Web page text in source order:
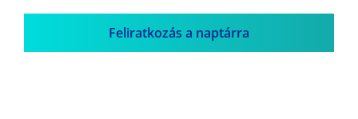
Feliratkozás a naptárra